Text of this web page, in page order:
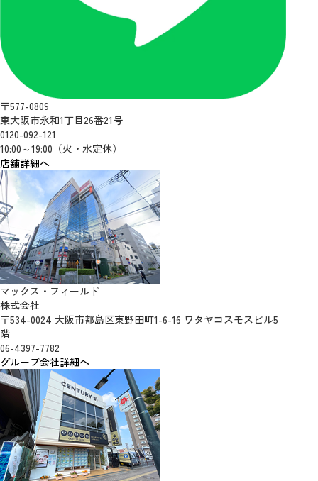
〒577-0809
東大阪市永和1丁目26番21号
0120-092-121
10:00～19:00（火・水定休）
店舗詳細へ
マックス・フィールド
株式会社
〒534-0024 大阪市都島区東野田町1-6-16 ワタヤコスモスビル5
階
06-4397-7782
グループ会社詳細へ